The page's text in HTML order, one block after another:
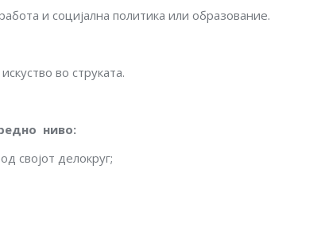
и социјална политика или образование.
во струката.
ниво:
својот делокруг;